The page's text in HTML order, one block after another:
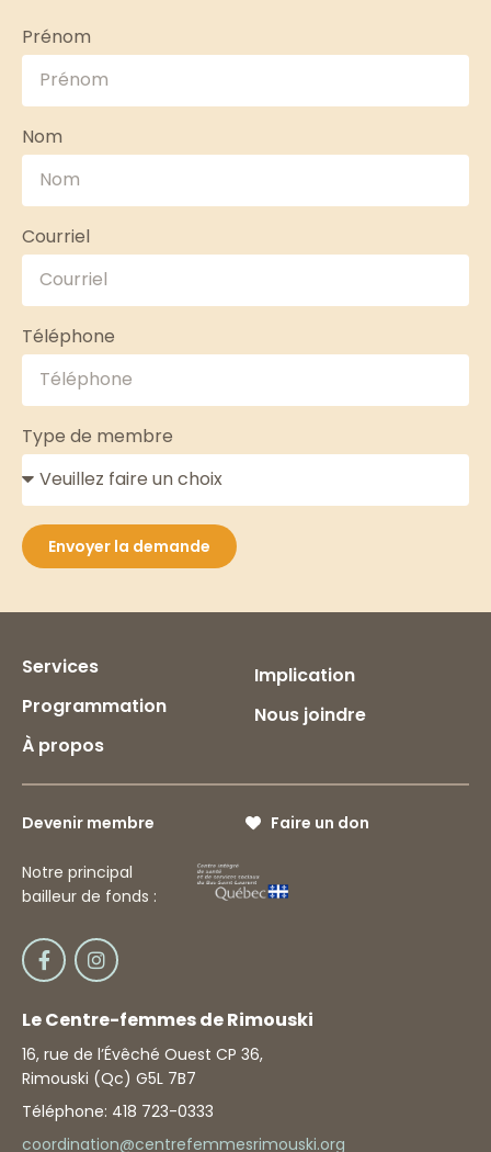
Prénom
Nom
Courriel
Téléphone
Type de membre
Envoyer la demande
Le Centre-femmes de Rimouski
16, rue de l’Évêché Ouest CP 36,
Rimouski (Qc) G5L 7B7
Téléphone: 418 723-0333
coordination@centrefemmesrimouski.org
Services
Programmation
À propos
Implication
Nous joindre
Devenir membre Faire un don
Notre principal
bailleur de fonds :